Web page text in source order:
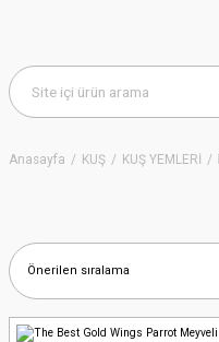
Anasayfa KUŞ KUŞ YEMLERİ